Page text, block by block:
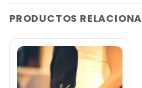
PRODUCTOS